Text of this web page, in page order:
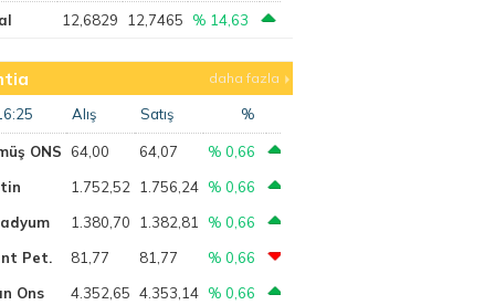
12,6829 12,7465 % 14,63
daha fazla
Alış Satış %
ONS 64,00 64,07
% 0,66
1.752,52 1.756,24 % 0,66
1.380,70 1.382,81
% 0,66
Pet.
81,77 81,77
% 0,66
Ons
4.352,65 4.353,14 % 0,66